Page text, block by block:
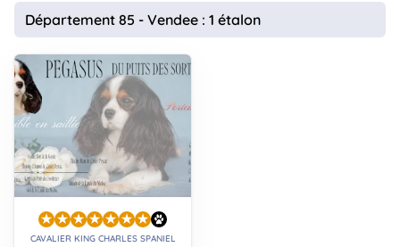
Connexion
Département 85 - Vendee : 1 étalon
CAVALIER KING CHARLES SPANIEL